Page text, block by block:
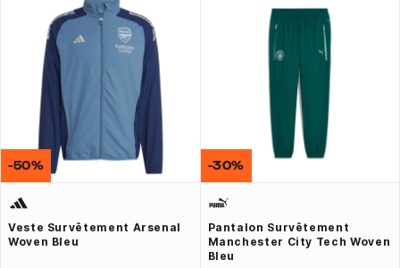
Veste Survêtement Arsenal
Woven Bleu
-50%
Pantalon Survêtement
Manchester City Tech Woven
Bleu
-30%